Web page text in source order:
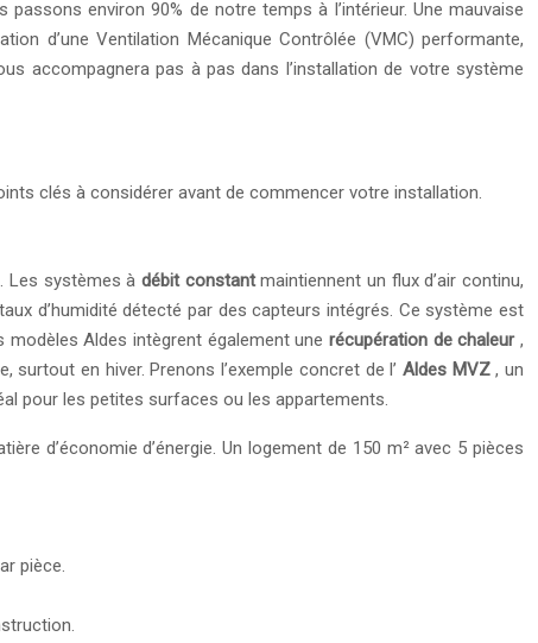
environ 90% de notre temps à l’intérieur. Une mauvaise
d’une Ventilation Mécanique Contrôlée (VMC) performante,
accompagnera pas à pas dans l’installation de votre système
clés à considérer avant de commencer votre installation.
Les systèmes àdébit constantmaintiennent un flux d’air continu,
d’humidité détecté par des capteurs intégrés. Ce système est
modèles Aldes intègrent également une récupération de chaleur,
surtout en hiver. Prenons l’exemple concret de l’ Aldes MVZ, un
pour les petites surfaces ou les appartements.
d’économie d’énergie. Un logement de 150 m² avec 5 pièces
pièce.